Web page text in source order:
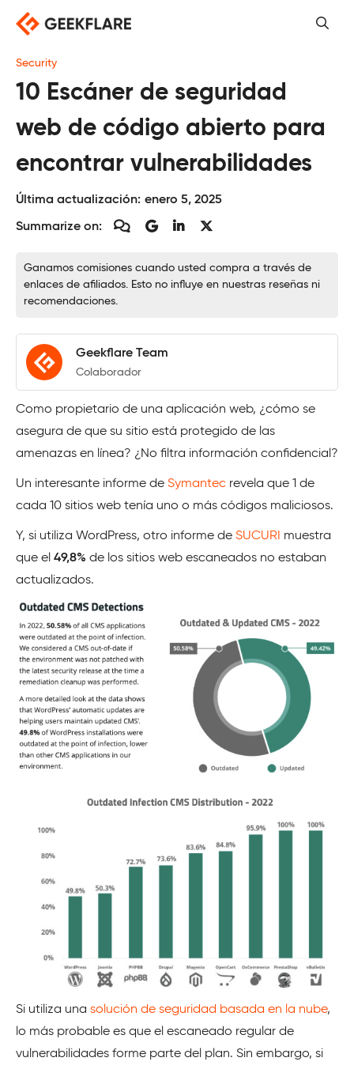
Saltar
contenido
Security
10 Escáner de seguridad
web de código abierto para
encontrar vulnerabilidades
Última actualización: enero 5, 2025
Summarize on:
Ganamos comisiones cuando usted compra a través de
enlaces de afiliados. Esto no influye en nuestras reseñas ni
recomendaciones.
Geekflare Team
Colaborador
Como propietario de una aplicación web, ¿cómo se
asegura de que su sitio está protegido de las
amenazas en línea? ¿No filtra información confidencial?
Un interesante informe de Symantec revela que 1 de
cada 10 sitios web tenía uno o más códigos maliciosos.
Y, si utiliza WordPress, otro informe de SUCURI muestra
que el 49,8% de los sitios web escaneados no estaban
actualizados.
Si utiliza una solución de seguridad basada en la nube,
lo más probable es que el escaneado regular de
vulnerabilidades forme parte del plan. Sin embargo, si